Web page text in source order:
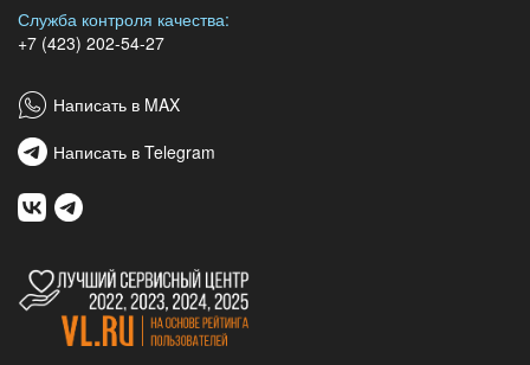
Служба контроля качества:
+7 (423) 202-54-27
Написать в MAX
Написать в Telegram